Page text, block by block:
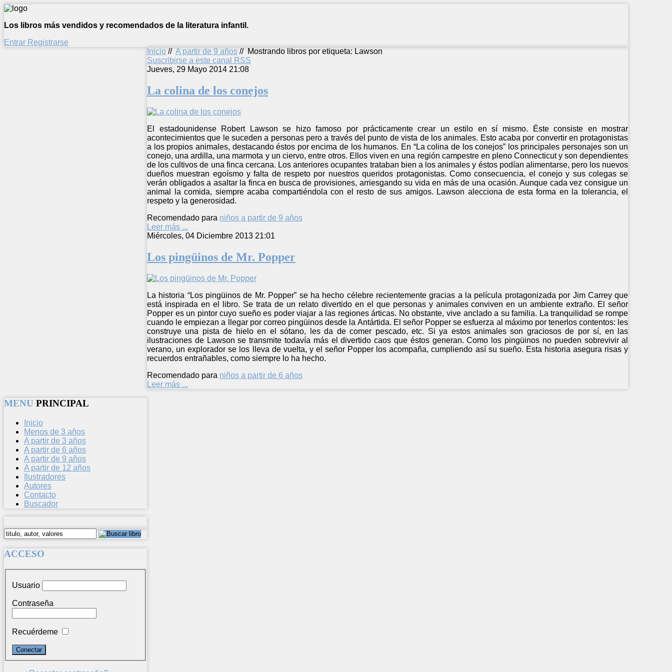
Los libros más vendidos y recomendados de la literatura infantil.
Entrar Registrarse
Inicio // A partir de 9 años // Mostrando libros por etiqueta: Lawson
Suscribirse a este canal RSS
Jueves, 29 Mayo 2014 21:08
La colina de los conejos
El estadounidense Robert Lawson se hizo famoso por prácticamente crear un estilo en sí mismo. Éste consiste en mostrar
acontecimientos que le suceden a personas pero a través del punto de vista de los animales. Esto acaba por convertir en protagonistas
a los propios animales, destacando éstos por encima de los humanos. En “La colina de los conejos” los principales personajes son un
conejo, una ardilla, una marmota y un ciervo, entre otros. Ellos viven en una región campestre en pleno Connecticut y son dependientes
de los cultivos de una finca cercana. Los anteriores ocupantes trataban bien a los animales y éstos podían alimentarse, pero los nuevos
dueños muestran egoísmo y falta de respeto por nuestros queridos protagonistas. Como consecuencia, el conejo y sus colegas se
verán obligados a asaltar la finca en busca de provisiones, arriesgando su vida en más de una ocasión. Aunque cada vez consigue un
animal la comida, siempre acaba compartiéndola con el resto de sus amigos. Lawson alecciona de esta forma en la tolerancia, el
respeto y la generosidad.
Recomendado para niños a partir de 9 años
Leer más ...
Miércoles, 04 Diciembre 2013 21:01
Los pingüinos de Mr. Popper
La historia “Los pingüinos de Mr. Popper” se ha hecho célebre recientemente gracias a la película protagonizada por Jim Carrey que
está inspirada en el libro. Se trata de un relato divertido en el que personas y animales conviven en un ambiente extraño. El señor
Popper es un pintor cuyo sueño es poder viajar a las regiones árticas. No obstante, vive anclado a su familia. La tranquilidad se rompe
cuando le empiezan a llegar por correo pingüinos desde la Antártida. El señor Popper se esfuerza al máximo por tenerlos contentos: les
construye una pista de hielo en el sótano, les da de comer pescado, etc. Si ya estos animales son graciosos de por sí, en las
ilustraciones de Lawson se transmite todavía más el divertido caos que éstos generan. Como los pingüinos no pueden sobrevivir al
verano, un explorador se los lleva de vuelta, y el señor Popper los acompaña, cumpliendo así su sueño. Esta historia asegura risas y
recuerdos entrañables, como siempre lo ha hecho.
Recomendado para niños a partir de 6 años
Leer más ...
MENU PRINCIPAL
Inicio
Menos de 3 años
A partir de 3 años
A partir de 6 años
A partir de 9 años
A partir de 12 años
Ilustradores
Autores
Contacto
Buscador
ACCESO
Usuario
Contraseña
Recuérdeme